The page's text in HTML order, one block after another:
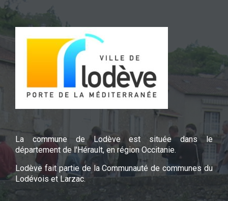
La commune de Lodève est située dans le
département de l'Hérault, en région Occitanie.
Lodève fait partie de la Communauté de communes du
Lodévois et Larzac.